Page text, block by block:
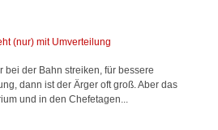
(nur) mit Umverteilung
bei der Bahn streiken, für bessere
dann ist der Ärger oft groß. Aber das
und in den Chefetagen...